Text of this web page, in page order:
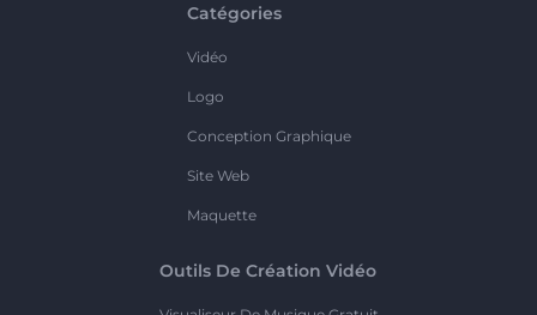
Catégories
Vidéo
Logo
Conception Graphique
Site Web
Maquette
Outils De Création Vidéo